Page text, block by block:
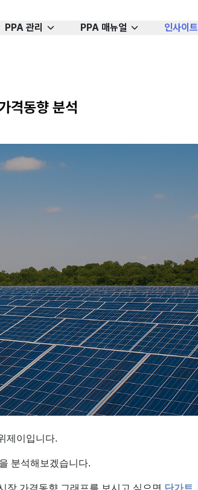
PPA 관리 PPA 매뉴얼 인사이트
격동향 분석
제이입니다.
분석해보겠습니다.
장 가격동향 그래프를 보시고 싶으면 단가트